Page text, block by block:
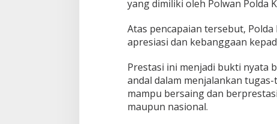
yang dimiliki oleh Polwan Polda
Atas pencapaian tersebut,
apresiasi dan kebanggaan
Prestasi ini menjadi bukti nyata
andal dalam menjalankan
mampu bersaing dan
maupun nasional.